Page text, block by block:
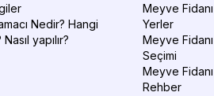
Nedir? Hangi
yapılır?
Meyve
Yerler
Meyve
Seçimi
Meyve Fidanı
Rehber